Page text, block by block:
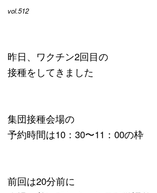
vol.512
昨日、ワクチン2回目の
接種をしてきました
集団接種会場の
予約時間は10：30〜11：00の枠
前回は20分前に